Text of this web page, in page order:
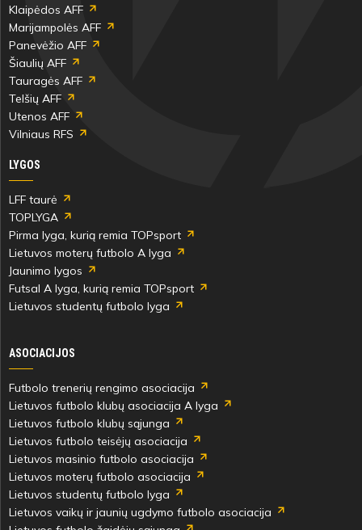
Klaipėdos AFF
Marijampolės AFF
Panevėžio AFF
Šiaulių AFF
Tauragės AFF
Telšių AFF
Utenos AFF
Vilniaus RFS
LYGOS
LFF taurė
TOPLYGA
Pirma lyga, kurią remia TOPsport
Lietuvos moterų futbolo A lyga
Jaunimo lygos
Futsal A lyga, kurią remia TOPsport
Lietuvos studentų futbolo lyga
ASOCIACIJOS
Futbolo trenerių rengimo asociacija
Lietuvos futbolo klubų asociacija A lyga
Lietuvos futbolo klubų sąjunga
Lietuvos futbolo teisėjų asociacija
Lietuvos masinio futbolo asociacija
Lietuvos moterų futbolo asociacija
Lietuvos studentų futbolo lyga
Lietuvos vaikų ir jaunių ugdymo futbolo asociacija